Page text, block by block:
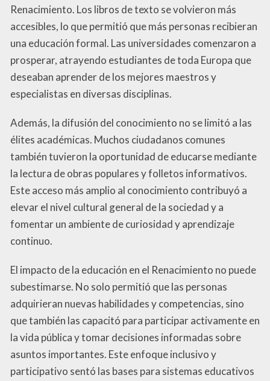
Renacimiento. Los libros de texto se volvieron más
accesibles, lo que permitió que más personas recibieran
una educación formal. Las universidades comenzaron a
prosperar, atrayendo estudiantes de toda Europa que
deseaban aprender de los mejores maestros y
especialistas en diversas disciplinas.
Además, la difusión del conocimiento no se limitó a las
élites académicas. Muchos ciudadanos comunes
también tuvieron la oportunidad de educarse mediante
la lectura de obras populares y folletos informativos.
Este acceso más amplio al conocimiento contribuyó a
elevar el nivel cultural general de la sociedad y a
fomentar un ambiente de curiosidad y aprendizaje
continuo.
El impacto de la educación en el Renacimiento no puede
subestimarse. No solo permitió que las personas
adquirieran nuevas habilidades y competencias, sino
que también las capacitó para participar activamente en
la vida pública y tomar decisiones informadas sobre
asuntos importantes. Este enfoque inclusivo y
participativo sentó las bases para sistemas educativos